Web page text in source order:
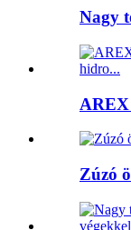
Nagy
AREX
Zúzó